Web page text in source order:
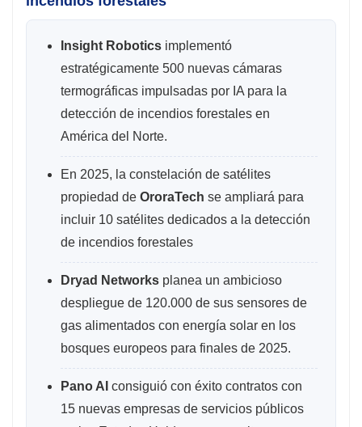
Insight Robotics implementó
estratégicamente 500 nuevas cámaras
termográficas impulsadas por IA para la
detección de incendios forestales en
América del Norte.
En 2025, la constelación de satélites
propiedad de OroraTech se ampliará para
incluir 10 satélites dedicados a la detección
de incendios forestales
Dryad Networks planea un ambicioso
despliegue de 120.000 de sus sensores de
gas alimentados con energía solar en los
bosques europeos para finales de 2025.
Pano AI consiguió con éxito contratos con
15 nuevas empresas de servicios públicos